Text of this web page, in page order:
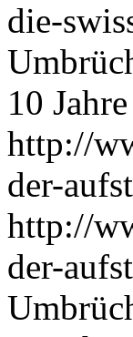
die-
10
http://
der-
http://
der-